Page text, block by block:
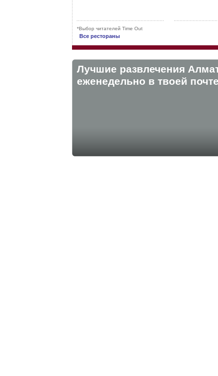
*Выбор читателей Time Out
Все рестораны
Лучшие развлечения
eженедельно в твоей